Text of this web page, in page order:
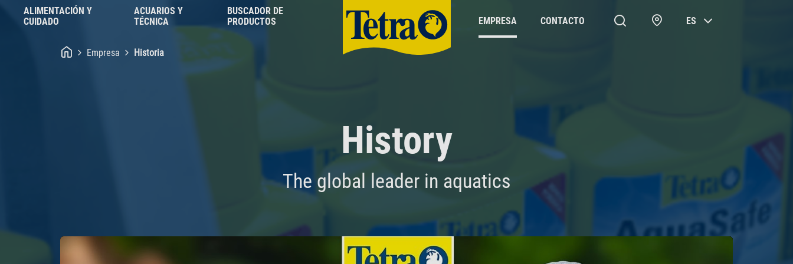
ALIMENTACIÓN Y
CUIDADO
ACUARIOS Y
TÉCNICA
BUSCADOR DE
PRODUCTOS
EMPRESA CONTACTO ES
Empresa Historia
History
The global leader in aquatics